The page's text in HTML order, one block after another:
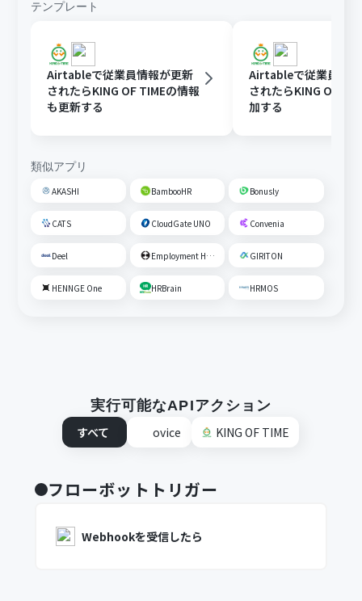
テンプレート
Airtableで従業員情報が更新
されたらKING OF TIMEの情報
も更新する
Airtableで従業員情
されたらKING OF
加する
類似アプリ
AKASHI BambooHR Bonusly
CATS CloudGate UNO Convenia
Deel Employment Hero GIRITON
HENNGE One HRBrain HRMOS
実行可能なAPIアクション
すべて
ovice KING OF TIME
フローボットトリガー
Webhookを受信したら